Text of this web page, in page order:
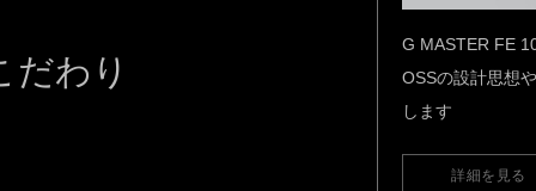
だわり
G MASTER FE
OSSの設計思想
します
詳細を見る